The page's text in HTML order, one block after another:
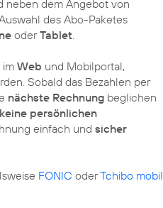
neben dem Angebot von
des Abo-Paketes
oderTablet.
Web und Mobilportal,
Sobald das Bezahlen per
nächste Rechnung beglichen
keine persönlichen
einfach und sicher
FONIC oderTchibo mobil